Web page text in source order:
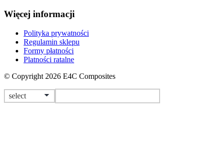
Więcej informacji
Polityka prywatności
Regulamin sklepu
Formy płatności
Platności ratalne
© Copyright 2026 E4C Composites